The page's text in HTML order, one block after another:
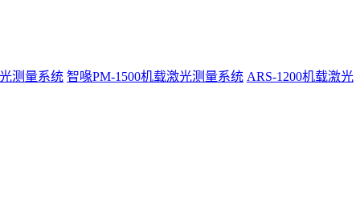
测量系统 智喙PM-1500机载激光测量系统 ARS-1200机载激光